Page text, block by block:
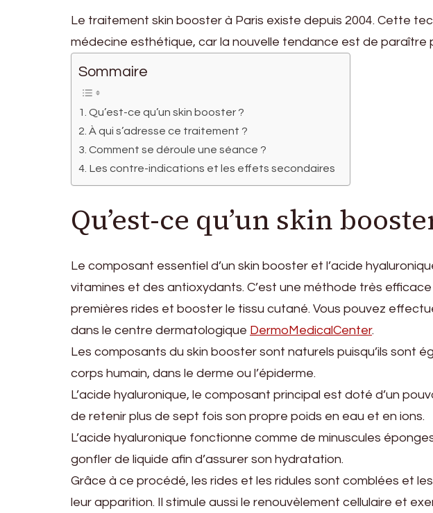
Le traitement skin booster à Paris existe depuis 2004. Cette
médecine esthétique, car la nouvelle tendance est de paraître
Sommaire
Qu’est-ce qu’un skin booster ?
À qui s’adresse ce traitement ?
Comment se déroule une séance ?
Les contre-indications et les effets secondaires
Qu’est-ce qu’un skin
Le composant essentiel d’un skin booster et l’acide
vitamines et des antioxydants. C’est une méthode très
premières rides et booster le tissu cutané. Vous pouvez
dans le centre dermatologique DermoMedicalCenter.
Les composants du skin booster sont naturels puisqu’ils sont
corps humain, dans le derme ou l’épiderme.
L’acide hyaluronique, le composant principal est doté d’un
de retenir plus de sept fois son propre poids en eau et en ions.
L’acide hyaluronique fonctionne comme de minuscules
gonfler de liquide afin d’assurer son hydratation.
Grâce à ce procédé, les rides et les ridules sont comblées et
leur apparition. Il stimule aussi le renouvèlement cellulaire et